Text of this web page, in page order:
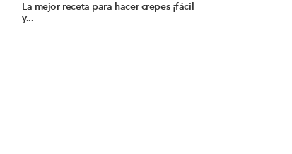
La mejor receta para hacer crepes ¡fácil
y...